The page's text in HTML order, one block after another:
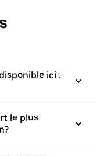
ici :
le plus